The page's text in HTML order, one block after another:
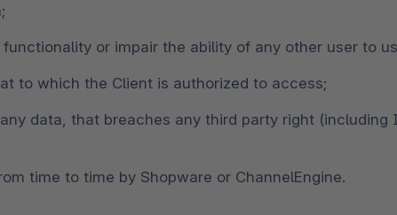
or impair the ability of any other user to
to which the Client is authorized to access;
data, that breaches any third party right (including
time to time by Shopware or ChannelEngine.